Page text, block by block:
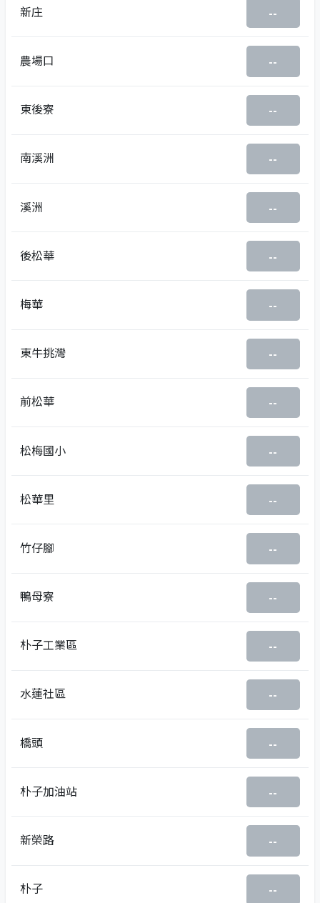
新庄 --
農場口 --
東後寮 --
南溪洲 --
溪洲 --
後松華 --
梅華 --
東牛挑灣 --
前松華 --
松梅國小 --
松華里 --
竹仔腳 --
鴨母寮 --
朴子工業區 --
水蓮社區 --
橋頭 --
朴子加油站 --
新榮路 --
朴子 --